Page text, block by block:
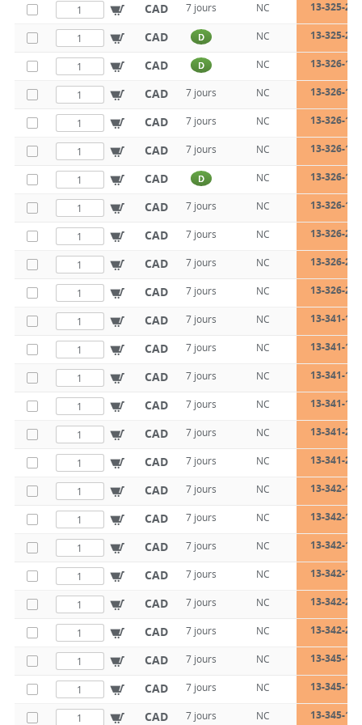
CAD 7 jours NC 13-325-
CAD D NC 13-325-
CAD D NC 13-326-
CAD 7 jours NC 13-326-
CAD 7 jours NC 13-326-
CAD 7 jours NC 13-326-
CAD D NC 13-326-
CAD 7 jours NC 13-326-
CAD 7 jours NC 13-326-
CAD 7 jours NC 13-326-
CAD 7 jours NC 13-326-
CAD 7 jours NC 13-341-
CAD 7 jours NC 13-341-
CAD 7 jours NC 13-341-
CAD 7 jours NC 13-341-
CAD 7 jours NC 13-341-
CAD 7 jours NC 13-341-
CAD 7 jours NC 13-342-
CAD 7 jours NC 13-342-
CAD 7 jours NC 13-342-
CAD 7 jours NC 13-342-
CAD 7 jours NC 13-342-
CAD 7 jours NC 13-342-
CAD 7 jours NC 13-345-
CAD 7 jours NC 13-345-
CAD 7 jours NC 13-345-